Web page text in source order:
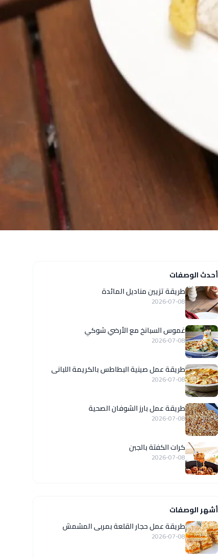
أحدث الوصفات
طريقة تزيين مناديل المائدة
2026-07-08
غموس السبانخ مع الأرضي شوكي
2026-07-08
طريقة عمل صينية البطاطس بالكريمة اللبانى
2026-07-08
طريقة عمل بارز الشوفان الصحية
2026-07-08
كرات الكفتة بالجبن
2026-07-08
أشهر الوصفات
طريقة عمل حجار القلعة بمربى المشمش
2026-07-08